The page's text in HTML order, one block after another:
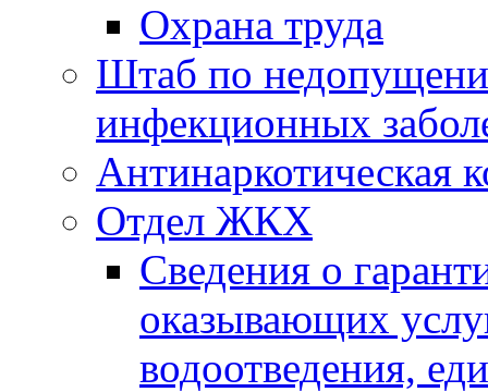
Охрана труда
Штаб по
инфекционных
Антинаркотическая
Отдел ЖКХ
Сведения о
оказывающих
водоотведения,